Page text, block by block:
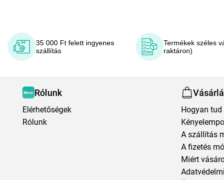
35 000 Ft felett ingyenes
szállítás
Termékek széles
raktáron)
Rólunk
Elérhetőségek
Rólunk
Hogyan tud
A szállítás
A fizetés
Miért